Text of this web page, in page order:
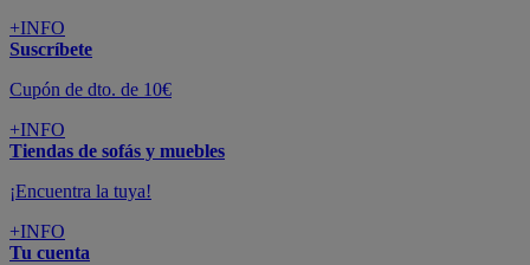
+INFO
Suscríbete
Cupón de dto. de 10€
+INFO
Tiendas de sofás y muebles
¡Encuentra la tuya!
+INFO
Tu cuenta